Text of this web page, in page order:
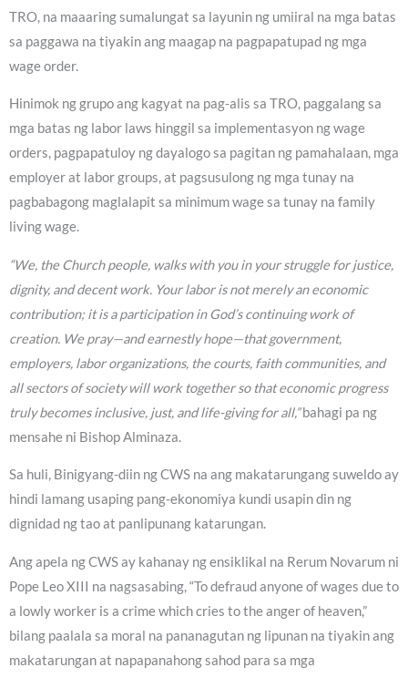
TRO, na maaaring sumalungat sa layunin ng umiiral na mga batas
sa paggawa na tiyakin ang maagap na pagpapatupad ng mga
wage order.
Hinimok ng grupo ang kagyat na pag-alis sa TRO, paggalang sa
mga batas ng labor laws hinggil sa implementasyon ng wage
orders, pagpapatuloy ng dayalogo sa pagitan ng pamahalaan, mga
employer at labor groups, at pagsusulong ng mga tunay na
pagbabagong maglalapit sa minimum wage sa tunay na family
living wage.
“We, the Church people, walks with you in your struggle for justice,
dignity, and decent work. Your labor is not merely an economic
contribution; it is a participation in God’s continuing work of
creation. We pray—and earnestly hope—that government,
employers, labor organizations, the courts, faith communities, and
all sectors of society will work together so that economic progress
truly becomes inclusive, just, and life-giving for all,”bahagi pa ng
mensahe ni Bishop Alminaza.
Sa huli, Binigyang-diin ng CWS na ang makatarungang suweldo ay
hindi lamang usaping pang-ekonomiya kundi usapin din ng
dignidad ng tao at panlipunang katarungan.
Ang apela ng CWS ay kahanay ng ensiklikal na Rerum Novarum ni
Pope Leo XIII na nagsasabing, “To defraud anyone of wages due to
a lowly worker is a crime which cries to the anger of heaven,”
bilang paalala sa moral na pananagutan ng lipunan na tiyakin ang
makatarungan at napapanahong sahod para sa mga